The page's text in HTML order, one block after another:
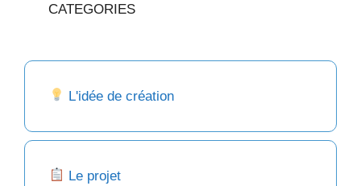
CATEGORIES
L'idée de création
Le projet